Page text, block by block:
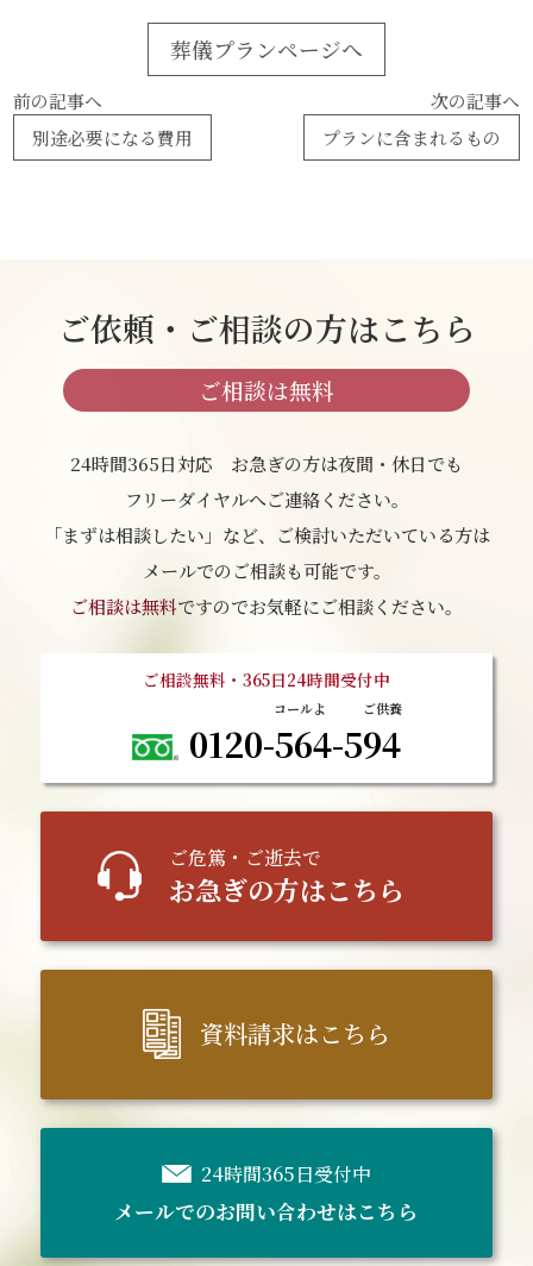
葬儀プランページへ
前の記事へ
別途必要になる費用
次の記事へ
プランに含まれるもの
ご依頼・ご相談の方はこちら
ご相談は無料
24時間365日対応 お急ぎの方は夜間・休日でも
フリーダイヤルへご連絡ください。
「まずは相談したい」など、ご検討いただいている方は
メールでのご相談も可能です。
ご相談は無料ですのでお気軽にご相談ください。
ご相談無料・365日24時間受付中
0120-564-594
ご危篤 ・ご逝去で
お急ぎの方はこちら
資料請求はこちら
24時間365日受付中
メールでのお問い合わせはこちら